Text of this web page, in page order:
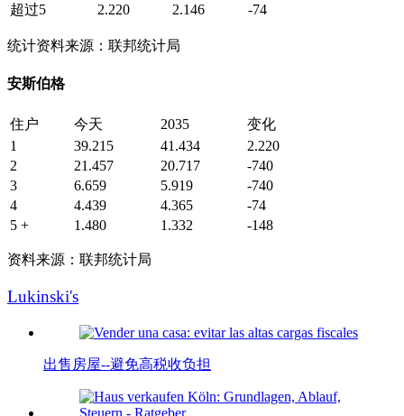
超过5
2.220 2.146 -74
统计资料来源：联邦统计局
安斯伯格
住户 今天 2035
变化
1
39.215 41.434
2.220
2
21.457 20.717
-740
3
6.659 5.919
-740
4
4.439 4.365
-74
5 +
1.480 1.332 -148
资料来源：联邦统计局
Lukinski's
出售房屋--避免高税收负担